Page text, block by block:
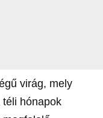
virág, mely
hónapok